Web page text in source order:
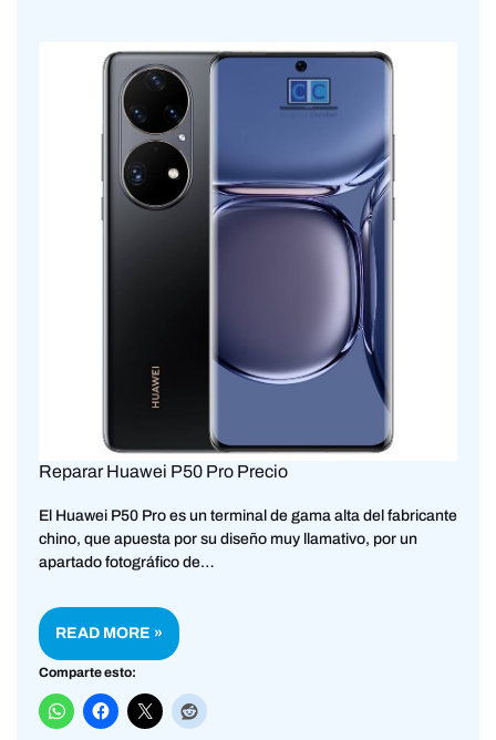
Reparar Huawei P50 Pro Precio
El Huawei P50 Pro es un terminal de gama alta del fabricante
chino, que apuesta por su diseño muy llamativo, por un
apartado fotográfico de…
READ MORE »
Comparte esto: